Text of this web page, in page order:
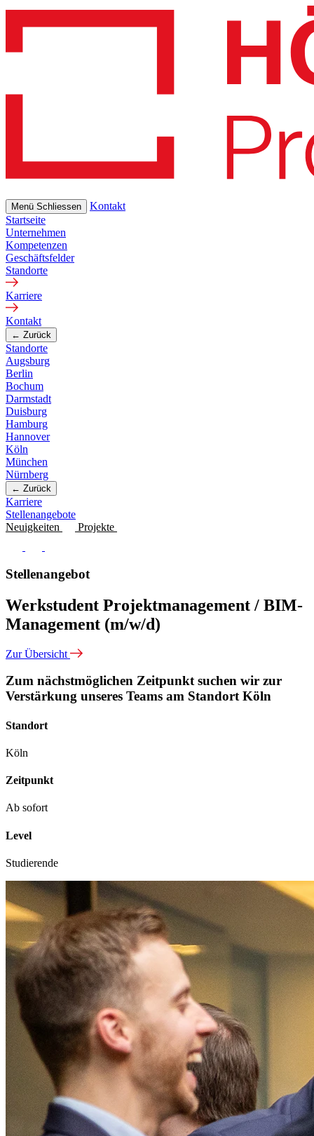
Skip
content
Menü Schliessen
Kontakt
Startseite
Unternehmen
Kompetenzen
Geschäftsfelder
Standorte
Karriere
Kontakt
← Zurück
Standorte
Augsburg
Berlin
Bochum
Darmstadt
Duisburg
Hamburg
Hannover
Köln
München
Nürnberg
← Zurück
Karriere
Stellenangebote
Neuigkeiten
Projekte
Stellenangebot
Werkstudent Projektmanagement / BIM-
Management (m/w/d)
Zur Übersicht
Zum nächstmöglichen Zeitpunkt suchen wir zur
Verstärkung unseres Teams am Standort Köln
Standort
Köln
Zeitpunkt
Ab sofort
Level
Studierende